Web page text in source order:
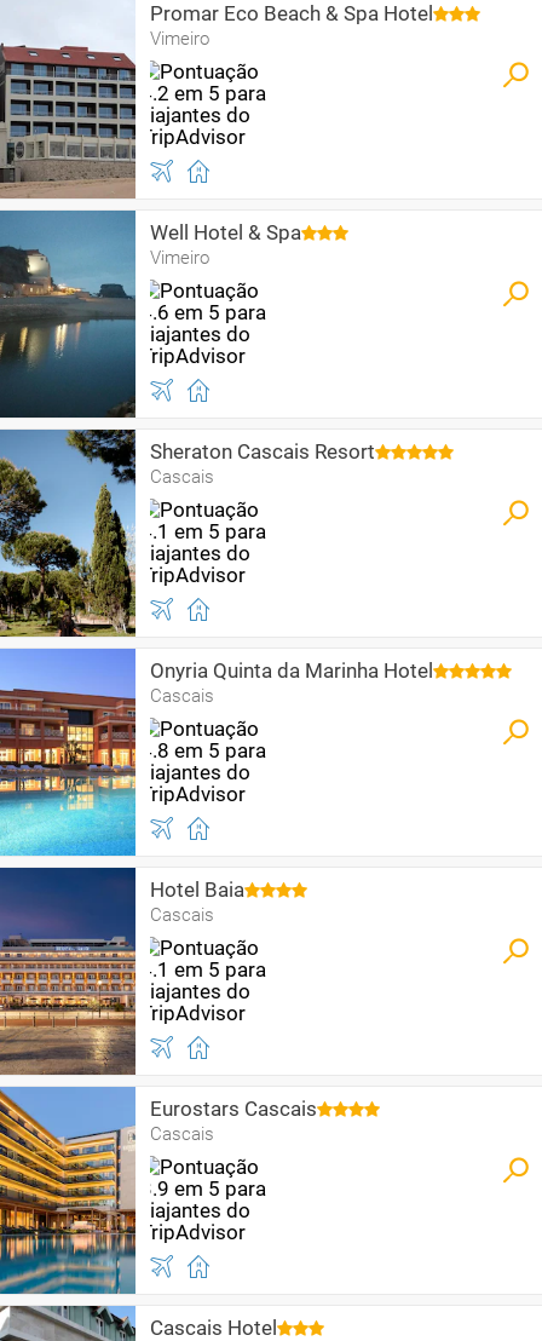
Promar Eco Beach & Spa Hotel
Vimeiro
Well Hotel & Spa
Vimeiro
Sheraton Cascais Resort
Cascais
Onyria Quinta da Marinha Hotel
Cascais
Hotel Baia
Cascais
Eurostars Cascais
Cascais
Cascais Hotel